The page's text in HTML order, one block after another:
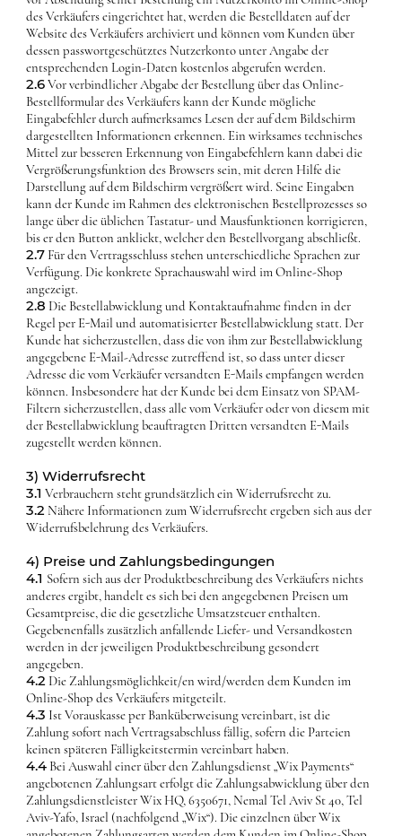
des Verkäufers eingerichtet hat, werden die Bestelldaten auf der
Website des Verkäufers archiviert und können vom Kunden über
dessen passwortgeschütztes Nutzerkonto unter Angabe der
entsprechenden Login-Daten kostenlos abgerufen werden.
2.6Vor verbindlicher Abgabe der Bestellung über das Online-
Bestellformular des Verkäufers kann der Kunde mögliche
Eingabefehler durch aufmerksames Lesen der auf dem Bildschirm
dargestellten Informationen erkennen. Ein wirksames technisches
Mittel zur besseren Erkennung von Eingabefehlern kann dabei die
Vergrößerungsfunktion des Browsers sein, mit deren Hilfe die
Darstellung auf dem Bildschirm vergrößert wird. Seine Eingaben
kann der Kunde im Rahmen des elektronischen Bestellprozesses so
lange über die üblichen Tastatur- und Mausfunktionen korrigieren,
bis er den Button anklickt, welcher den Bestellvorgang abschließt.
2.7Für den Vertragsschluss stehen unterschiedliche Sprachen zur
Verfügung. Die konkrete Sprachauswahl wird im Online-Shop
angezeigt.
2.8 Die Bestellabwicklung und Kontaktaufnahme finden in der
Regel per E-Mail und automatisierter Bestellabwicklung statt. Der
Kunde hat sicherzustellen, dass die von ihm zur Bestellabwicklung
angegebene E-Mail-Adresse zutreffend ist, so dass unter dieser
Adresse die vom Verkäufer versandten E-Mails empfangen werden
können. Insbesondere hat der Kunde bei dem Einsatz von SPAM-
Filtern sicherzustellen, dass alle vom Verkäufer oder von diesem mit
der Bestellabwicklung beauftragten Dritten versandten E-Mails
zugestellt werden können.
3) Widerrufsrecht
3.1 Verbrauchern steht grundsätzlich ein Widerrufsrecht zu.
3.2Nähere Informationen zum Widerrufsrecht ergeben sich aus der
Widerrufsbelehrung des Verkäufers.
4) Preise und Zahlungsbedingungen
4.1 Sofern sich aus der Produktbeschreibung des Verkäufers nichts
anderes ergibt, handelt es sich bei den angegebenen Preisen um
Gesamtpreise, die die gesetzliche Umsatzsteuer enthalten.
Gegebenenfalls zusätzlich anfallende Liefer- und Versandkosten
werden in der jeweiligen Produktbeschreibung gesondert
angegeben.
4.2Die Zahlungsmöglichkeit/en wird/werden dem Kunden im
Online-Shop des Verkäufers mitgeteilt.
4.3 Ist Vorauskasse per Banküberweisung vereinbart, ist die
Zahlung sofort nach Vertragsabschluss fällig, sofern die Parteien
keinen späteren Fälligkeitstermin vereinbart haben.
4.4Bei Auswahl einer über den Zahlungsdienst „Wix Payments“
angebotenen Zahlungsart erfolgt die Zahlungsabwicklung über den
Zahlungsdienstleister Wix HQ, 6350671, Nemal Tel Aviv St 40, Tel
Aviv-Yafo, Israel (nachfolgend „Wix“). Die einzelnen über Wix